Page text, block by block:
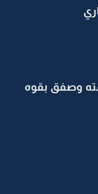
وصفق بقوه